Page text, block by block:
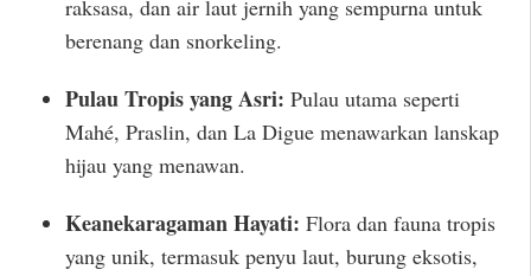
raksasa, dan air laut jernih yang sempurna untuk
berenang dan snorkeling.
Pulau Tropis yang Asri: Pulau utama seperti
Mahé, Praslin, dan La Digue menawarkan lanskap
hijau yang menawan.
Keanekaragaman Hayati: Flora dan fauna tropis
yang unik, termasuk penyu laut, burung eksotis,